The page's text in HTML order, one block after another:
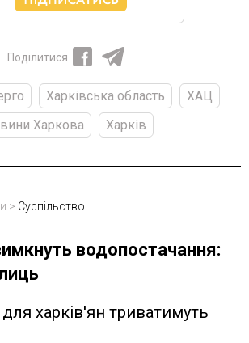
Поділитися
Харківська область
ХАЦ
Харкова
Харків
> Суспільство
водопостачання:
харків'ян триватимуть